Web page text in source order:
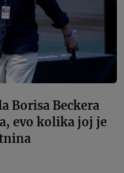
Borisa Beckera
evo kolika joj je